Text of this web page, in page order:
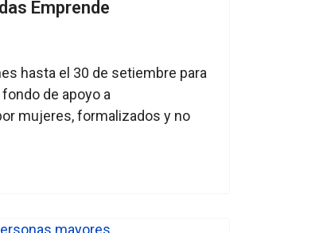
Emprende
hasta el 30 de setiembre para
fondo de apoyo a
mujeres, formalizados y no